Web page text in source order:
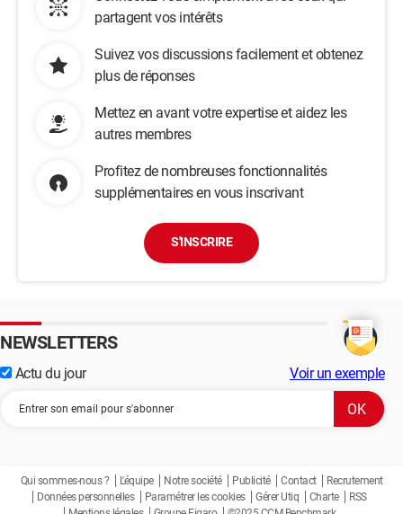
partagent vos intérêts
Suivez vos discussions facilement et obtenez
plus de réponses
Mettez en avant votre expertise et aidez les
autres membres
Profitez de nombreuses fonctionnalités
supplémentaires en vous inscrivant
S'INSCRIRE
NEWSLETTERS
Actu du jour Voir un exemple
Qui sommes-nous ? L'équipe Notre société Publicité Contact
Recrutement
Données personnelles
Paramétrer les cookies Gérer Utiq Charte
RSS